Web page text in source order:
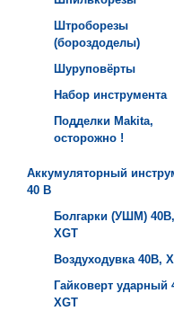
Штроборезы
(бороздоделы)
Шуруповёрты
Набор инструмента
Подделки Makita,
осторожно !
Аккумуляторный
40 B
Болгарки (УШМ) 40B,
XGT
Воздуходувка 40B,
Гайковерт ударный
XGT